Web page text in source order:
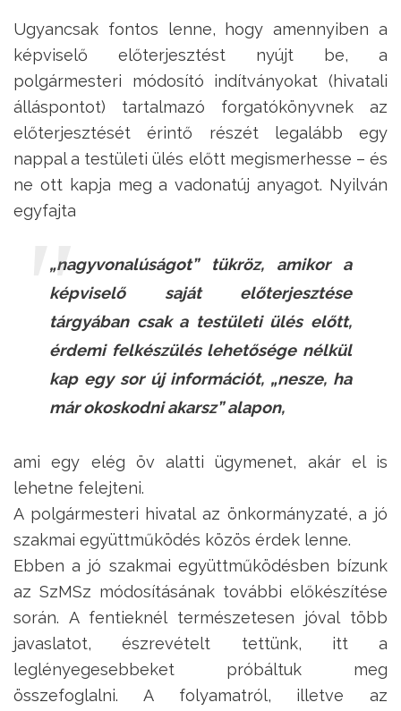
Ugyancsak fontos lenne, hogy amennyiben a
képviselő előterjesztést nyújt be, a
polgármesteri módosító indítványokat (hivatali
álláspontot) tartalmazó forgatókönyvnek az
előterjesztését érintő részét legalább egy
nappal a testületi ülés előtt megismerhesse – és
ne ott kapja meg a vadonatúj anyagot. Nyilván
egyfajta
„nagyvonalúságot” tükröz, amikor a
képviselő saját előterjesztése
tárgyában csak a testületi ülés előtt,
érdemi felkészülés lehetősége nélkül
kap egy sor új információt, „nesze, ha
már okoskodni akarsz” alapon,
ami egy elég öv alatti ügymenet, akár el is
lehetne felejteni.
A polgármesteri hivatal az önkormányzaté, a jó
szakmai együttműködés közös érdek lenne.
Ebben a jó szakmai együttműködésben bízunk
az SzMSz módosításának további előkészítése
során. A fentieknél természetesen jóval több
javaslatot, észrevételt tettünk, itt a
leglényegesebbeket próbáltuk meg
összefoglalni. A folyamatról, illetve az